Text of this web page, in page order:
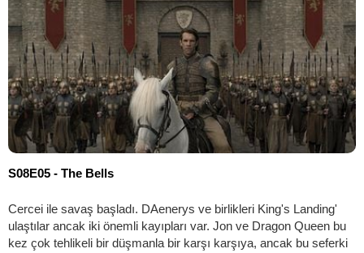
S08E05 - The Bells
Cercei ile savaş başladı. DAenerys ve birlikleri King's Landing'
ulaştılar ancak iki önemli kayıpları var. Jon ve Dragon Queen bu
kez çok tehlikeli bir düşmanla bir karşı karşıya, ancak bu seferki